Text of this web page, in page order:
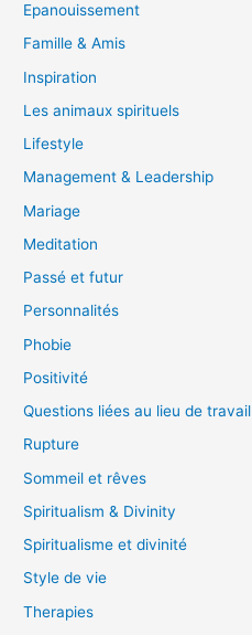
Epanouissement
Famille & Amis
Inspiration
Les animaux spirituels
Lifestyle
Management & Leadership
Mariage
Meditation
Passé et futur
Personnalités
Phobie
Positivité
Questions liées au lieu de travail
Rupture
Sommeil et rêves
Spiritualism & Divinity
Spiritualisme et divinité
Style de vie
Therapies